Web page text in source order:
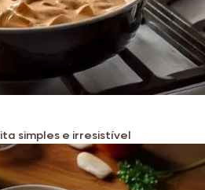
simples e irresistível